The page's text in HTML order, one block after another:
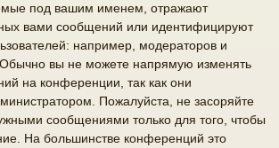
под вашим именем, отражают
вами сообщений или идентифицируют
например, модераторов и
вы не можете напрямую изменять
на конференции, так как они
Пожалуйста, не засоряйте
сообщениями только для того, чтобы
На большинстве конференций это